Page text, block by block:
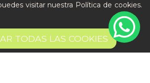
visitar nuestra Política de cookies.
TODAS LAS COOKIES